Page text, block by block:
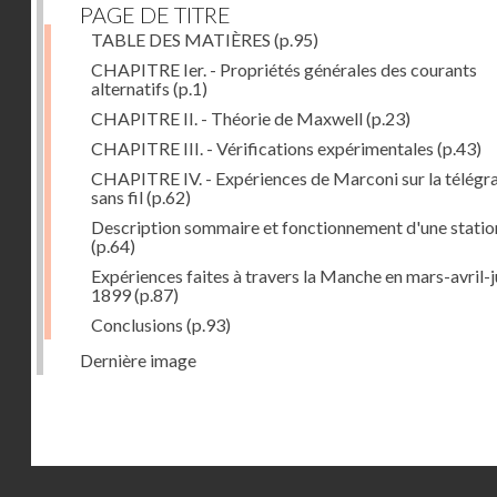
PAGE DE TITRE
TABLE DES MATIÈRES (p.95)
CHAPITRE Ier. - Propriétés générales des courants
alternatifs (p.1)
CHAPITRE II. - Théorie de Maxwell(p.23)
CHAPITRE III. - Vérifications expérimentales (p.43)
CHAPITRE IV. - Expériences de Marconi sur la
sans fil(p.62)
Description sommaire et fonctionnement d'une
(p.64)
Expériences faites à travers la Manche en mars-avril-
1899(p.87)
Conclusions (p.93)
Dernière image